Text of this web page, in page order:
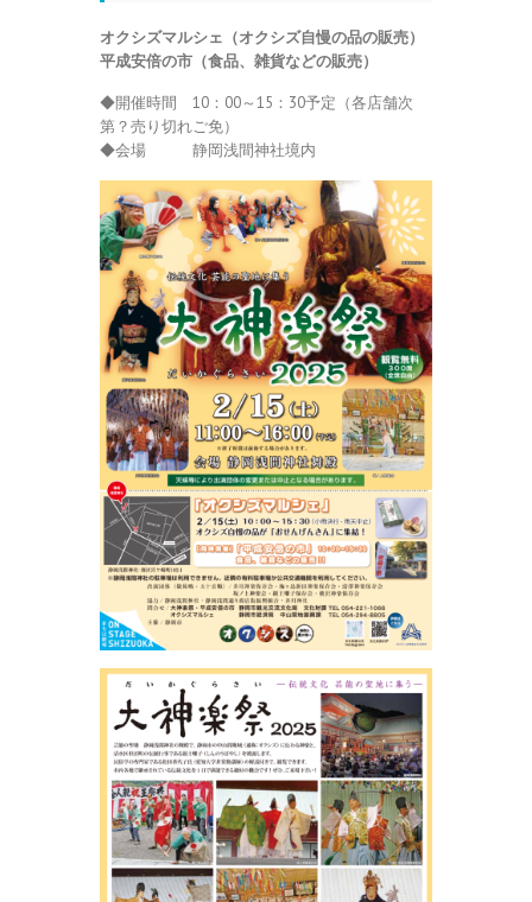
オクシズマルシェ（オクシズ自慢の品の販売）
平成安倍の市（食品、雑貨などの販売）
◆開催時間 10：00～15：30予定（各店舗次
第？売り切れご免）
◆会場 静岡浅間神社境内